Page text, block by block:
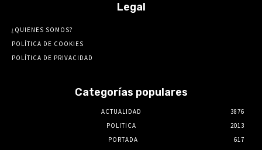
Legal
¿QUIENES SOMOS?
POLÍTICA DE COOKIES
POLÍTICA DE PRIVACIDAD
Categorías populares
ACTUALIDAD
3876
POLITICA
2013
PORTADA
617